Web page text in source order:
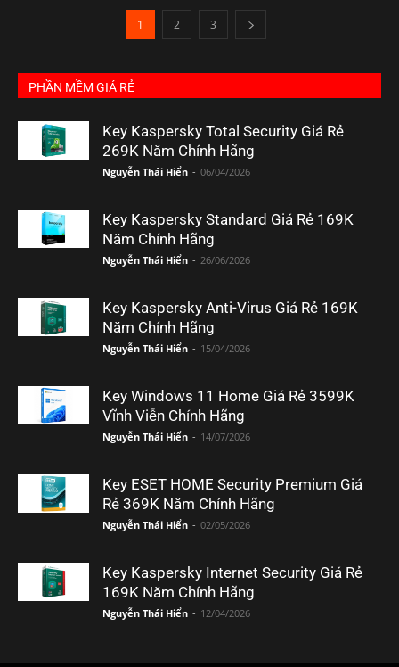
1 2 3
PHẦN MỀM GIÁ RẺ
Key Kaspersky Total Security Giá Rẻ
269K Năm Chính Hãng
Nguyễn Thái Hiển - 06/04/2026
Key Kaspersky Standard Giá Rẻ 169K
Năm Chính Hãng
Nguyễn Thái Hiển - 26/06/2026
Key Kaspersky Anti-Virus Giá Rẻ 169K
Năm Chính Hãng
Nguyễn Thái Hiển - 15/04/2026
Key Windows 11 Home Giá Rẻ 3599K
Vĩnh Viễn Chính Hãng
Nguyễn Thái Hiển - 14/07/2026
Key ESET HOME Security Premium Giá
Rẻ 369K Năm Chính Hãng
Nguyễn Thái Hiển - 02/05/2026
Key Kaspersky Internet Security Giá Rẻ
169K Năm Chính Hãng
Nguyễn Thái Hiển - 12/04/2026